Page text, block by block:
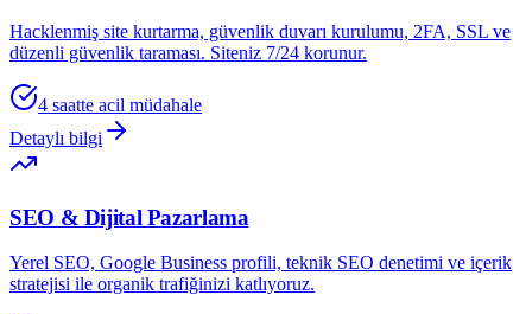
Hacklenmiş site kurtarma, güvenlik duvarı kurulumu, 2FA, SSL ve
düzenli güvenlik taraması. Siteniz 7/24 korunur.
4 saatte acil müdahale
Detaylı bilgi
SEO & Dijital Pazarlama
Yerel SEO, Google Business profili, teknik SEO denetimi ve içerik
stratejisi ile organik trafiğinizi katlıyoruz.